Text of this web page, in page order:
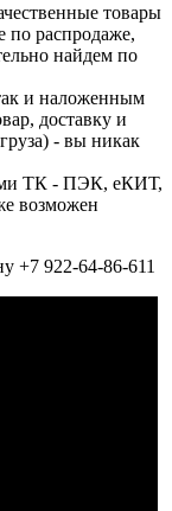
товары
по распродаже,
найдем по
и наложенным
доставку и
- вы никак
ТК - ПЭК, еКИТ,
возможен
+7 922-64-86-611